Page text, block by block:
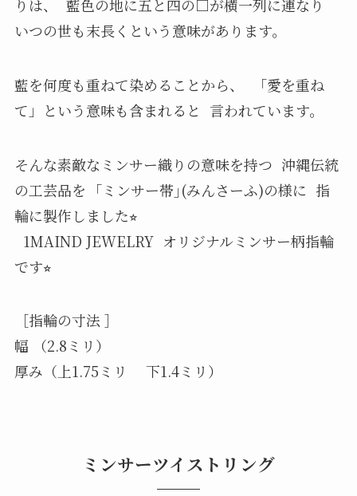
りは、 藍色の地に五と四の□が横一列に連なり
いつの世も末長くという意味があります。
藍を何度も重ねて染めることから、 「愛を重ね
て」という意味も含まれると 言われています。
そんな素敵なミンサー織りの意味を持つ 沖縄伝統
の工芸品を ｢ミンサー帯｣(みんさーふ)の様に 指
輪に製作しました⭐︎
1MAIND JEWELRY オリジナルミンサー柄指輪
です⭐︎
［指輪の寸法 ］
幅 （2.8ミリ）
厚み（上1.75ミリ 下1.4ミリ）
ミンサーツイストリング